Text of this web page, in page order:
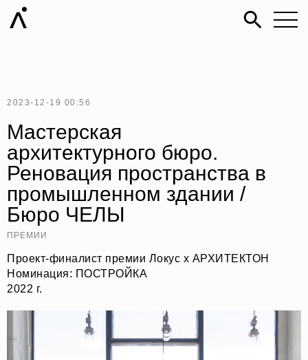
2023-12-19 00:56
Мастерская
архитектурного бюро.
Реновация пространства в
промышленном здании /
Бюро ЧЕЛЫ
ПРЕМИИ
Проект-финалист премии Локус х АРХИТЕКТОН
Номинация: ПОСТРОЙКА
2022 г.